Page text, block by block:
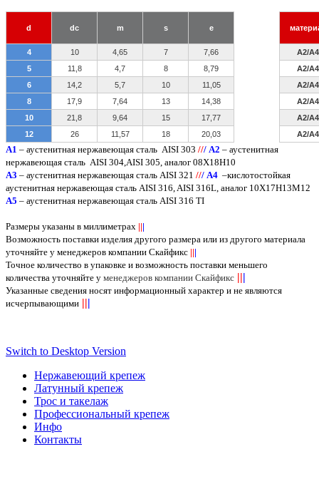
d dc m s e
4 10 4,65 7 7,66
A2/A4
5
11,8 4,7 8 8,79
A2/A4
6
14,2 5,7 10 11,05
A2/A4
8
17,9 7,64 13 14,38
A2/A4
10
21,8 9,64 15 17,77
A2/A4
12
26 11,57 18 20,03 A2/A4
A1 – аустенитная нержавеющая сталь AISI 303 /// А2 – аустенитная
нержавеющая сталь AISI 304, AISI 305, аналог 08Х18Н10
А3 – аустенитная нержавеющая сталь AISI 321 /// А4 –кислотостойкая
аустенитная нержавеющая сталь AISI 316, AISI 316L , аналог 10Х17Н13М12
А5 – аустенитная нержавеющая сталь AISI 316 TI
Размеры указаны в миллиметрах |||
Возможность поставки изделия другого размера или из другого материала
уточняйте у менеджеров компании Скайфикс |||
Точное количество в упаковке и возможность поставки меньшего
количества уточняйте у менеджеров компании Скайфикс |||
Указанные сведения носят информационный характер и не являются
исчерпывающими |||
Switch to Desktop Version
Нержавеющий крепеж
Латунный крепеж
Трос и такелаж
Профессиональный крепеж
Инфо
Контакты